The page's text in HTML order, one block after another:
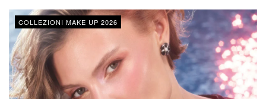
COLLEZIONI MAKE UP 2026